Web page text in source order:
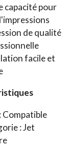
capacité pour
de qualité
facile et
Compatible
: Jet